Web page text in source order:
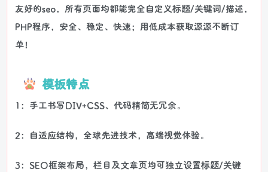
友好的seo，所有页面均都能完全自定义标题/关键词/描述，
PHP程序，安全、稳定、快速；用低成本获取源源不断订
单！
模板特点
1：手工书写DIV+CSS、代码精简无冗余。
2：自适应结构，全球先进技术，高端视觉体验。
3：SEO框架布局，栏目及文章页均可独立设置标题/关键